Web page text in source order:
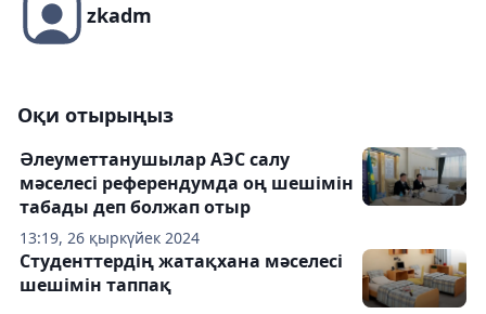
zkadm
Оқи отырыңыз
13:19, 26 қыркүйек 2024
Әлеуметтанушылар АЭС салу
мәселесі референдумда оң шешімін
табады деп болжап отыр
Студенттердің жатақхана мәселесі
шешімін таппақ